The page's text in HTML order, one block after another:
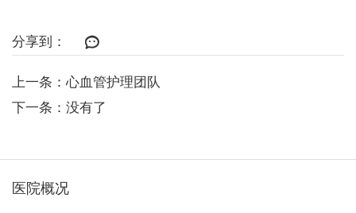
分享到：
上一条：心血管护理团队
下一条：没有了
医院概况